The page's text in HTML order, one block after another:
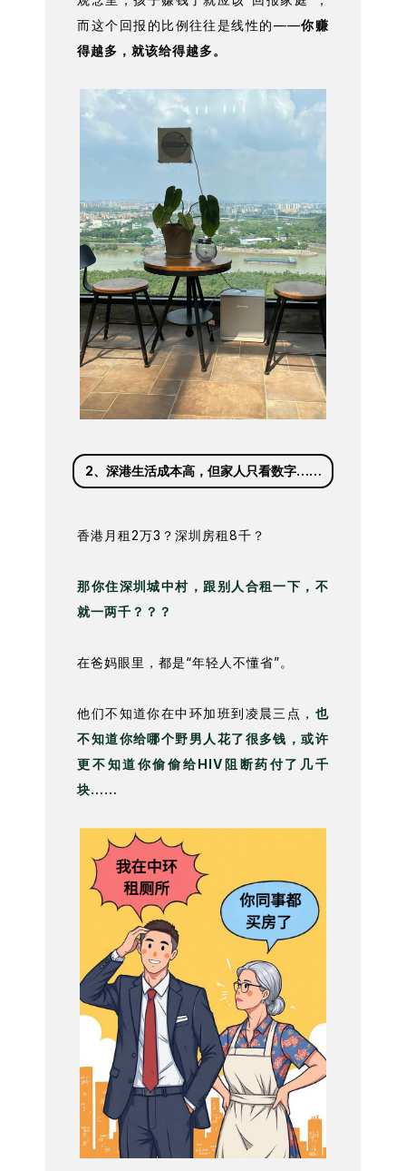
而这个回报的比例往往是线性的——你赚
得越多，就该给得越多。
2、深港生活成本高，但家人只看数字……
香港月租2万3？深圳房租8千？
那你住深圳城中村，跟别人合租一下，不
就一两千？？？
在爸妈眼里，都是“年轻人不懂省”。
他们不知道你在中环加班到凌晨三点， 也
不知道你给哪个野男人花了很多钱，或许
更不知道你偷偷给HIV阻断药付了几千
块……